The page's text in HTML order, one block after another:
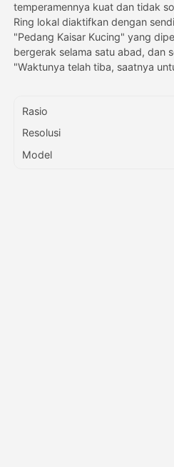
temperamennya kuat dan tidak
Ring lokal diaktifkan dengan
"Pedang Kaisar Kucing" yang
bergerak selama satu abad, dan
"Waktunya telah tiba, saatnya
Rasio
Resolusi
Model